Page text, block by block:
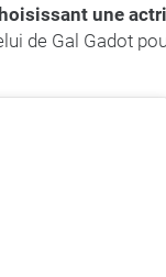
une
de Gal Gadot